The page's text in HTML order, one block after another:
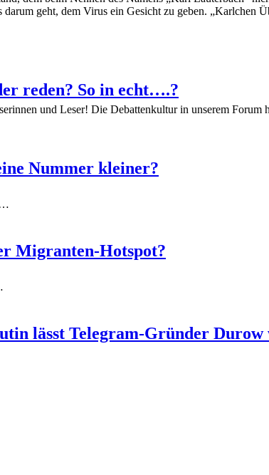
geht, dem Virus ein Gesicht zu geben. „Karlchen
reden? So in echt….?
und Leser! Die Debattenkultur in unserem Forum
Nummer kleiner?
Migranten-Hotspot?
lässt Telegram-Gründer